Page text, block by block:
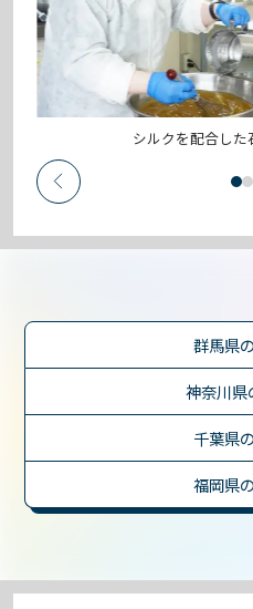
シルクを配合した
群馬県
神奈川県
千葉県
福岡県